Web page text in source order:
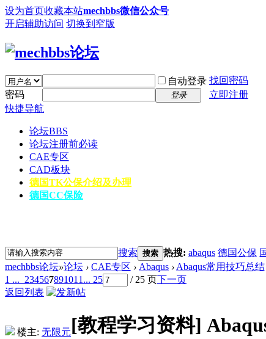
设为首页收藏本站mechbbs微信公众号
开启辅助访问 切换到窄版
自动登录 找回密码
密码
登录
立即注册
快捷导航
论坛BBS
论坛注册前必读
CAE专区
CAD板块
德国TK公保介绍及办理
德国CC保险
搜索 搜索 热搜: abaqus 德国公保
mechbbs论坛»论坛 › CAE专区 › Abaqus › Abaqus常用技巧总结
1 ... 234567891011 ... 25 / 25 页下一页
返回列表
楼主: 无限元[教程学习资料]